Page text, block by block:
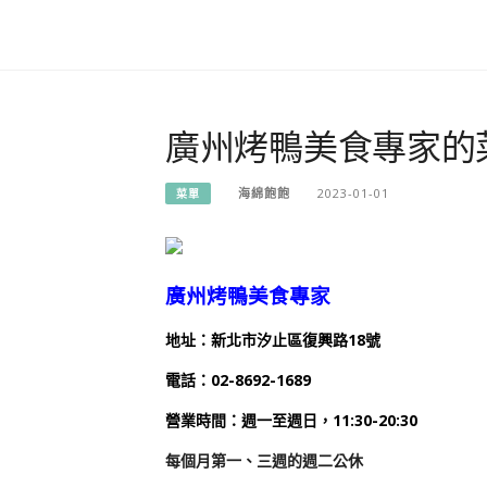
廣州烤鴨美食專家
菜單 海綿飽飽 2023-01-01
廣州烤鴨美食專家
地址：新北市汐止區復興路18號
電話：02-8692-1689
營業時間： 週一至週日，11:30-20:30
每個月第一、三週的週二公休